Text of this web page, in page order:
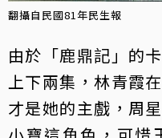
翻攝自民國81年民生報
由於「鹿鼎記」的
上下兩集，林青霞
才是她的主戲，周